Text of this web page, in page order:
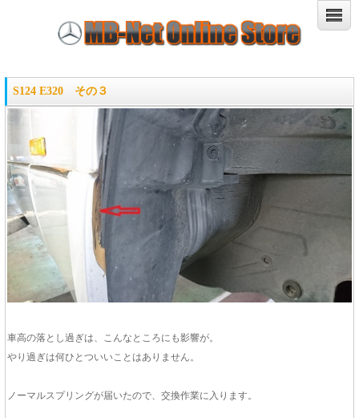
S124 E320 その３
車高の落とし過ぎは、こんなところにも影響が。
やり過ぎは何ひとついいことはありません。
ノーマルスプリングが届いたので、交換作業に入ります。